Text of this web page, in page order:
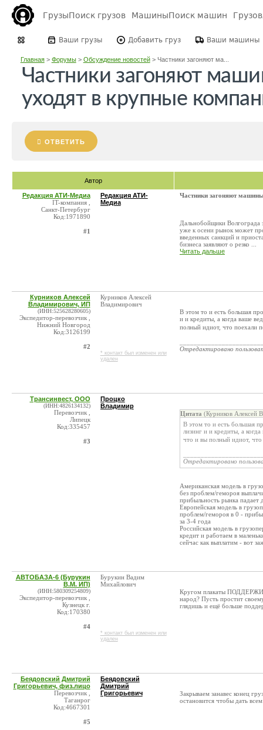
ГрузыПоиск грузов МашиныПоиск машин
Ваши грузы Добавить груз Ваши машины
Главная> Форумы> Обсуждение новостей> Частники загоняют ма...
Частники загоняют
уходят в крупные
ОТВЕТИТЬ
Автор
Редакция АТИ-Медиа
IT-компания ,
Санкт-Петербург
Код:1971890
#1
Редакция АТИ-
Медиа
Частники загоняют
Дальнобойщики Волгограда
уже к осени рынок может
введенных санкций и
бизнеса заявляют о резко ...
Читать дальше
Курников Алексей
Владимирович, ИП
(ИНН:525628280605)
Экспедитор-перевозчик ,
Нижний Новгород
Код:3126199
#2
Курников Алексей
Владимирович
* контакт был изменен или
удален
В этом то и есть большая
и и кредиты, а когда ваше
полный идиот, что поехали
Отредактировано
Трансинвест, ООО
(ИНН:4826134132)
Перевозчик ,
Липецк
Код:335457
#3
Процко
Владимир
Цитата (Курников Алексей
В этом то и есть большая
лизинг и и кредиты, а
что и вы полный идиот,
Отредактировано
Американская модель в
без проблем/гемороя
прибыльность рынка
Европейская модель в
проблем/гемороя в 0 -
за 3-4 года
Российская модель в
кредит и работаем в
сейчас как выплатим - вот
АВТОБАЗА-6 (Бурукин
В.М. ИП)
(ИНН:580309254809)
Экспедитор-перевозчик ,
Кузнецк г.
Код:170380
#4
Бурукин Вадим
Михайлович
* контакт был изменен или
удален
Кругом плакаты
народ? Пусть простит
глядишь и ещё больше
Беядовский Дмитрий
Григорьевич, физ.лицо
Перевозчик ,
Таганрог
Код:4667301
#5
Беядовский
Дмитрий
Григорьевич
Закрываем занавес конец
остановится чтобы дать